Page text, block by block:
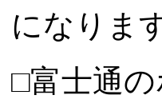
になりま
□富士通